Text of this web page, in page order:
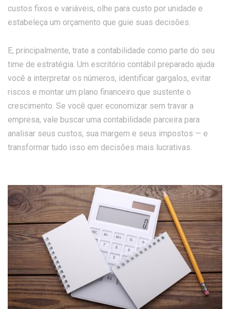
custos fixos e variáveis, olhe para custo por unidade e
estabeleça um orçamento que guie suas decisões.
E, principalmente, trate a contabilidade como parte do seu
time de estratégia. Um escritório contábil preparado ajuda
você a interpretar os números, identificar gargalos, evitar
riscos e montar um plano financeiro que sustente o
crescimento. Se você quer economizar sem travar a
empresa, vale buscar uma contabilidade parceira para
analisar seus custos, sua margem e seus impostos — e
transformar tudo isso em decisões mais lucrativas.